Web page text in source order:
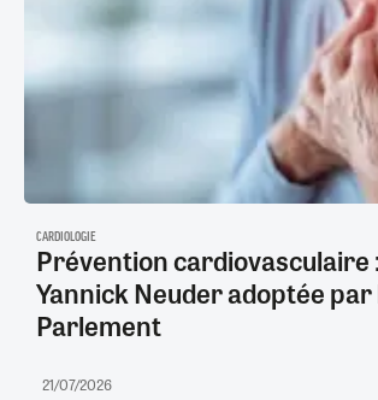
CARDIOLOGIE
Prévention cardiovasculaire
Yannick Neuder adoptée par
Parlement
21/07/2026